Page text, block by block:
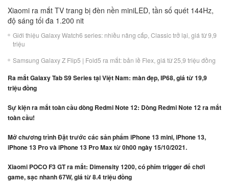
Xiaomi ra mắt TV trang bị đèn nền miniLED, tần số quét 144Hz,
độ sáng tối đa 1.200 nit
Giới thiệu Galaxy Watch6 series: nhiều nâng cấp, Classic trở lại, giá từ 9,9
triệu
Samsung Galaxy Z Flip5 | Fold5 ra mắt: bản lề Flex, giá từ 25,9 triệu đồng
Ra mắt Galaxy Tab S9 Series tại Việt Nam: màn đẹp, IP68, giá từ 19,9
triệu đồng
Sự kiện ra mắt toàn cầu dòng Redmi Note 12: Dòng Redmi Note 12 ra mắt
toàn cầu!
Mở chương trình Đặt trước các sản phẩm iPhone 13 mini, iPhone 13,
iPhone 13 Pro và iPhone 13 Pro Max từ 0h00 ngày 15/10/2021.
Xiaomi POCO F3 GT ra mắt: Dimensity 1200, có phím trigger để chơi
game, sạc nhanh 67W, giá từ 8.4 triệu đồng